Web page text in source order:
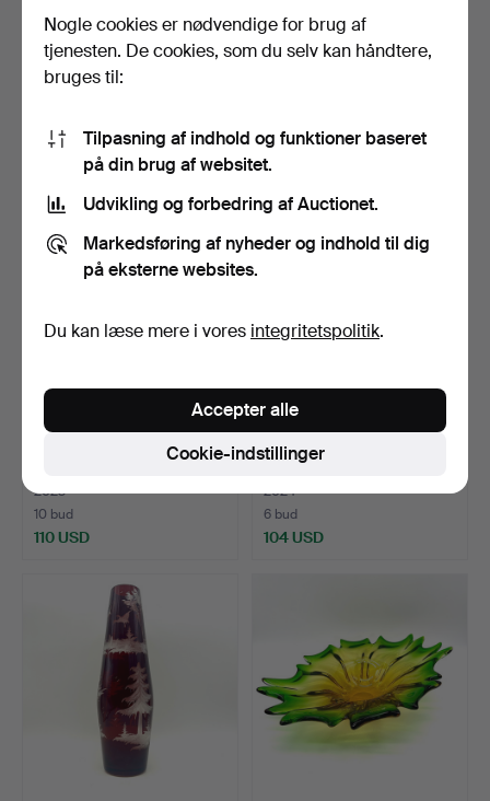
HÅNDLAVET MURANO
SKÅL.
11 bud
118 USD
KUNSTNERISK
7 bud
104 USD
KUNSTNERISK
2023
10 bud
110 USD
LIVIO SEGUSO. LIVIO
SEGUSO: GLASFISKFIGUR
2024
6 bud
104 USD
Nogle cookies er nødvendige for brug af
tjenesten. De cookies, som du selv kan håndtere,
bruges til:
Tilpasning af indhold og funktioner baseret
på din brug af websitet.
Udvikling og forbedring af Auctionet.
Markedsføring af nyheder og indhold til dig
på eksterne websites.
Du kan læse mere i vores integritetspolitik.
Cookie-indstillinger
Accepter alle